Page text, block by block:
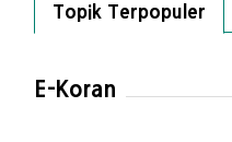
Topik Terpopuler
E-Koran